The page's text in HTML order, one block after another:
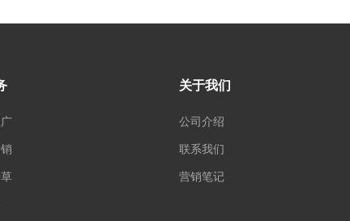
关于我们
公司介绍
联系我们
营销笔记